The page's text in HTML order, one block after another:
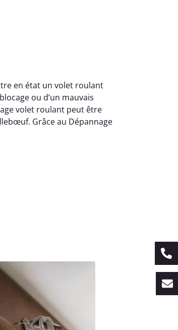
en état un volet roulant
ou d’un mauvais
volet roulant peut être
Grâce au Dépannage